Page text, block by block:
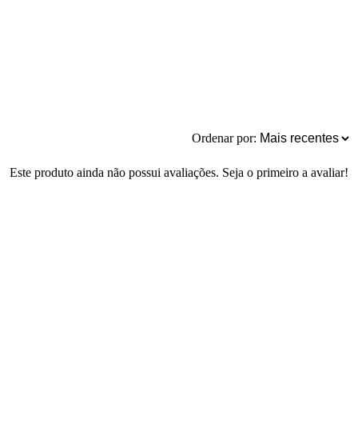
Ordenar por:
Este produto ainda não possui avaliações. Seja o primeiro a avaliar!